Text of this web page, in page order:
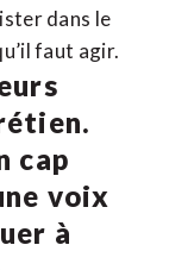
dans le
faut agir.
cap
voix
à